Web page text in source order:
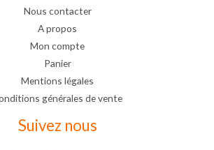
Nous contacter
A propos
Mon compte
Panier
Mentions légales
générales de vente
Suivez nous